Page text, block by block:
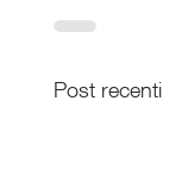
Post recenti